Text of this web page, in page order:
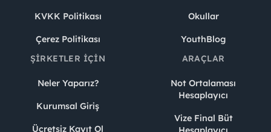
KVKK Politikası
Çerez Politikası
Okullar
YouthBlog
ŞIRKETLER İÇIN
Neler Yaparız?
Kurumsal Giriş
Ücretsiz Kayıt Ol
ARAÇLAR
Not Ortalaması
Hesaplayıcı
Vize Final Büt